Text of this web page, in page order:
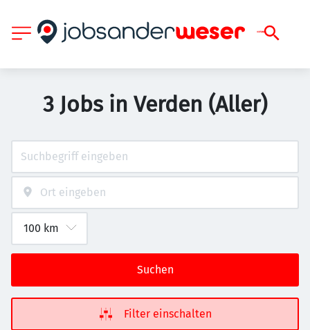
3 Jobs in Verden (Aller)
Suchen
Filter einschalten